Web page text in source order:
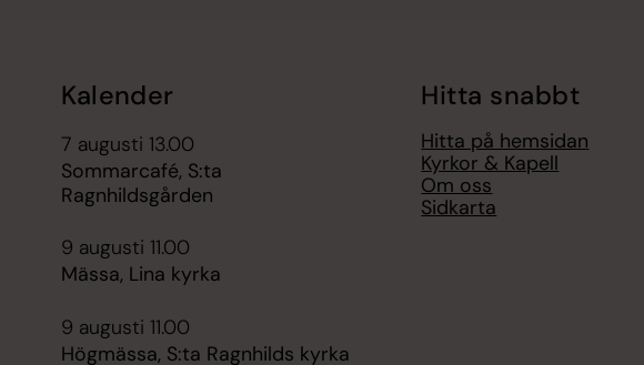
Kalender
7 augusti 13.00
Sommarcafé, S:ta
Ragnhildsgården
9 augusti 11.00
Mässa, Lina kyrka
9 augusti 11.00
Högmässa, S:ta Ragnhilds kyrka
Hitta snabbt
Hitta på hemsidan
Kyrkor & Kapell
Om oss
Sidkarta